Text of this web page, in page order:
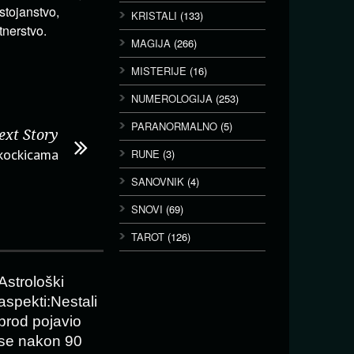
Story
pojavio
nakon 90
KRISTALI (133)
MAGIJA (266)
MISTERIJE (16)
NUMEROLOGIJA (253)
PARANORMALNO (5)
RUNE (3)
SANOVNIK (4)
SNOVI (69)
TAROT (126)